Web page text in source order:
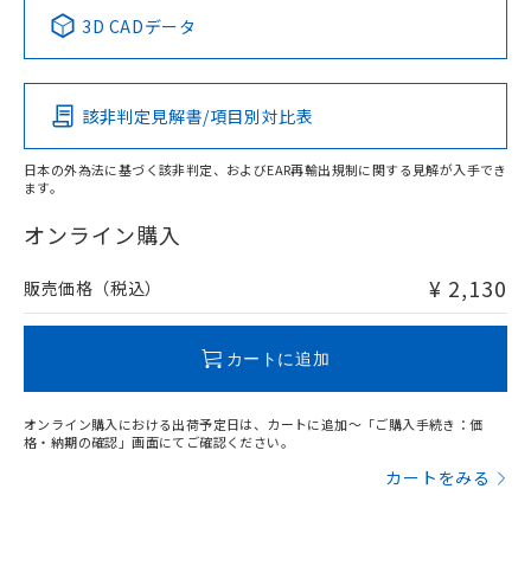
Pb Hg Cd Cr(VI)
O
在庫等で未対応品が混在する可能性があります。
問い合わせください。
この製品の規格認証/適合状況ページへ
その他の認証はこちらのページからご検索ください
3D CADデータ
該非判定見解書/項目別対比表
日本の外為法に基づく該非判定、およびEAR再輸出規制に関する見解が入手でき
ます。
オンライン購入
販売価格（税込） ¥ 2,130
カートに追加
オンライン購入における出荷予定日は、カートに追加～「ご購入手続き：価
格・納期の確認」画面にてご確認ください。
カートをみる